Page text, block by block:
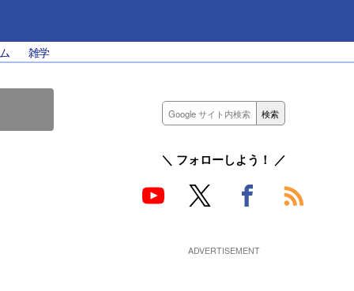
雑学
＼ フォローしよう！ ／